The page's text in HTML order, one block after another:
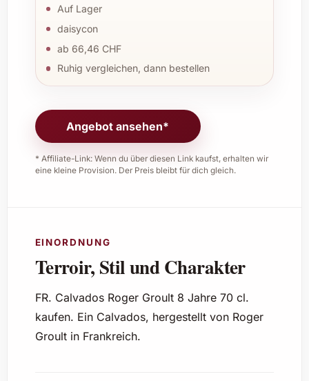
Auf Lager
daisycon
ab 66,46 CHF
Ruhig vergleichen, dann bestellen
Angebot ansehen*
* Affiliate-Link: Wenn du über diesen Link kaufst, erhalten wir
eine kleine Provision. Der Preis bleibt für dich gleich.
EINORDNUNG
Terroir, Stil und Charakter
FR. Calvados Roger Groult 8 Jahre 70 cl.
kaufen. Ein Calvados, hergestellt von Roger
Groult in Frankreich.